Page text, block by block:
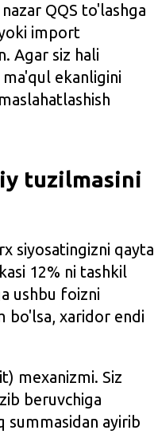
QQS to'lashga
import
Agar siz hali
ekanligini
tuzilmasini
siyosatingizni qayta
12% ni tashkil
ushbu foizni
bo'lsa, xaridor endi
mexanizmi. Siz
beruvchiga
summasidan ayirib